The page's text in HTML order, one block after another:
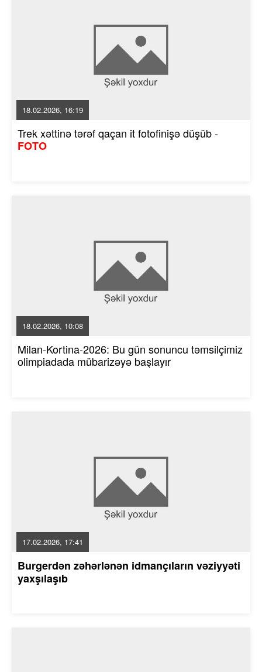
18.02.2026, 16:19
Trek xəttinə tərəf qaçan it fotofinişə düşüb -
FOTO
18.02.2026, 10:08
Milan-Kortina-2026: Bu gün sonuncu təmsilçimiz
olimpiadada mübarizəyə başlayır
17.02.2026, 17:41
Burgerdən zəhərlənən idmançıların vəziyyəti
yaxşılaşıb